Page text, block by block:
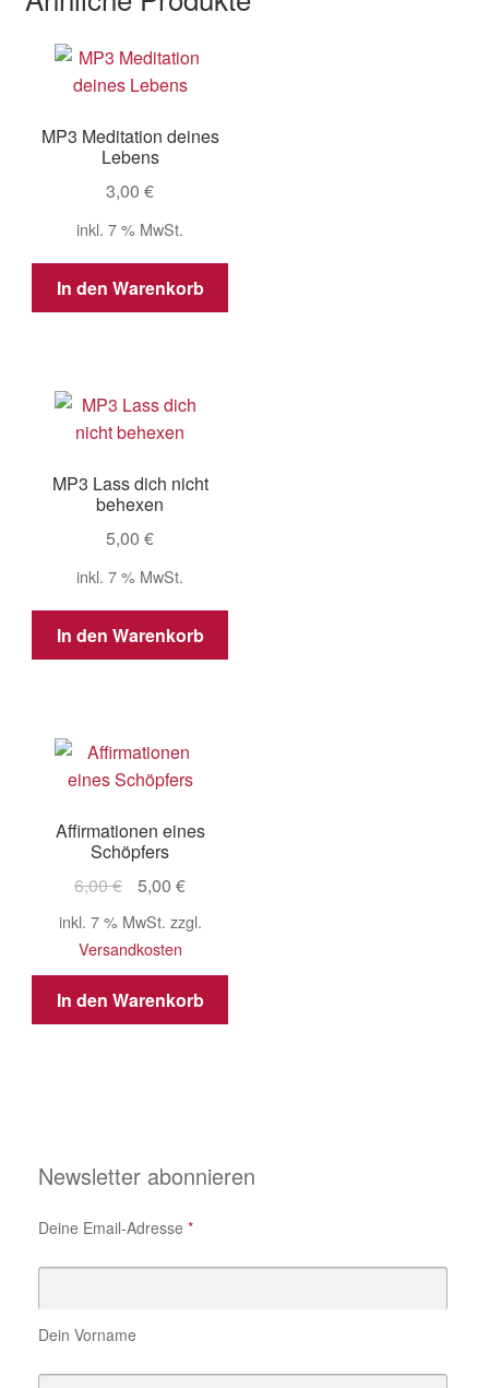
MP3 Meditation deines
Lebens
3,00€
inkl. 7 % MwSt.
In den Warenkorb
MP3 Lass dich nicht
behexen
5,00€
inkl. 7 % MwSt.
In den Warenkorb
Affirmationen eines
Schöpfers
6,00€ Ursprünglicher
Preis
war:
5,00€Aktueller
Preis
ist:
inkl. 7 % MwSt. zzgl.
Versandkosten
In den Warenkorb
Newsletter abonnieren
Deine Email-Adresse *
Dein Vorname